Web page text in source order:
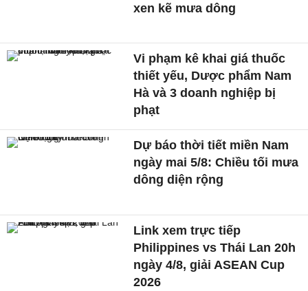
xen kẽ mưa dông
Vi phạm kê khai giá thuốc
thiết yếu, Dược phẩm Nam
Hà và 3 doanh nghiệp bị
phạt
Dự báo thời tiết miền Nam
ngày mai 5/8: Chiều tối mưa
dông diện rộng
Link xem trực tiếp
Philippines vs Thái Lan 20h
ngày 4/8, giải ASEAN Cup
2026